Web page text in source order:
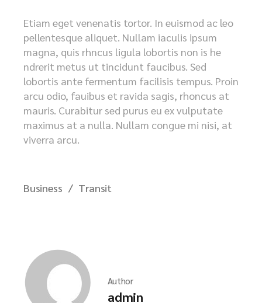
Etiam eget venenatis tortor. In euismod ac leo
pellentesque aliquet. Nullam iaculis ipsum
magna, quis rhncus ligula lobortis non is he
ndrerit metus ut tincidunt faucibus. Sed
lobortis ante fermentum facilisis tempus. Proin
arcu odio, fauibus et ravida sagis, rhoncus at
mauris. Curabitur sed purus eu ex vulputate
maximus at a nulla. Nullam congue mi nisi, at
viverra arcu.
Business Transit
Author
admin